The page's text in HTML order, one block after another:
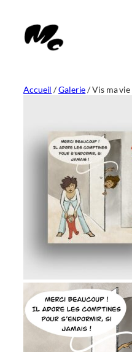
contenu
Accueil /Galerie/Vis ma